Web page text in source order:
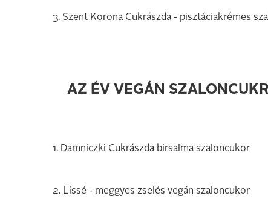
3. Szent Korona Cukrászda - pisztáciakrémes
AZ ÉV VEGÁN
1. Damniczki Cukrászda birsalma szaloncukor
2. Lissé - meggyes zselés vegán szaloncukor